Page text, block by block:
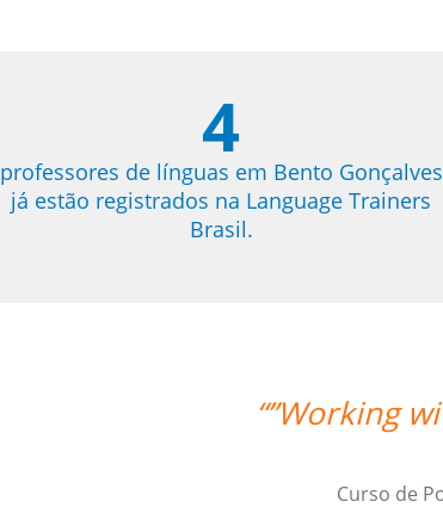
4
professores de línguas em Bento Gonçalves
já estão registrados na Language Trainers
Brasil.